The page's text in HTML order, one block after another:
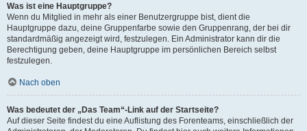
Was ist eine Hauptgruppe?
Wenn du Mitglied in mehr als einer Benutzergruppe bist, dient die
Hauptgruppe dazu, deine Gruppenfarbe sowie den Gruppenrang, der bei dir
standardmäßig angezeigt wird, festzulegen. Ein Administrator kann dir die
Berechtigung geben, deine Hauptgruppe im persönlichen Bereich selbst
festzulegen.
Nach oben
Was bedeutet der „Das Team“-Link auf der Startseite?
Auf dieser Seite findest du eine Auflistung des Forenteams, einschließlich der